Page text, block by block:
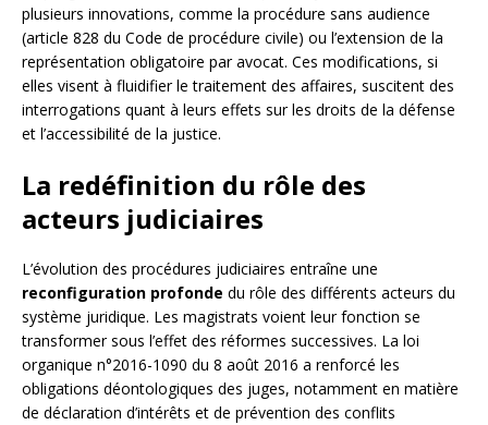
plusieurs innovations, comme la procédure sans audience
(article 828 du Code de procédure civile) ou l’extension de la
représentation obligatoire par avocat. Ces modifications, si
elles visent à fluidifier le traitement des affaires, suscitent des
interrogations quant à leurs effets sur les droits de la défense
et l’accessibilité de la justice.
La redéfinition du rôle des
acteurs judiciaires
L’évolution des procédures judiciaires entraîne une
reconfiguration profonde du rôle des différents acteurs du
système juridique. Les magistrats voient leur fonction se
transformer sous l’effet des réformes successives. La loi
organique n°2016-1090 du 8 août 2016 a renforcé les
obligations déontologiques des juges, notamment en matière
de déclaration d’intérêts et de prévention des conflits